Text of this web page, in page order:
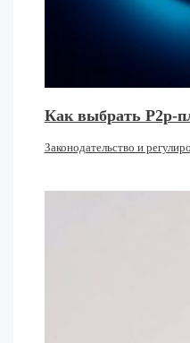
Как выбрать P2p-
Законодательство и